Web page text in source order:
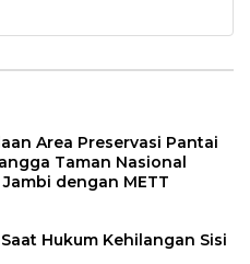
Area Preservasi Pantai
Taman Nasional
dengan METT
Hukum Kehilangan Sisi